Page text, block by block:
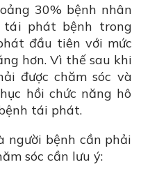
30% bệnh nhân
phát bệnh trong
đầu tiên với mức
hơn. Vì thế sau khi
được chăm sóc và
hồi chức năng hô
tái phát.
người bệnh cần phải
sóc cần lưu ý: